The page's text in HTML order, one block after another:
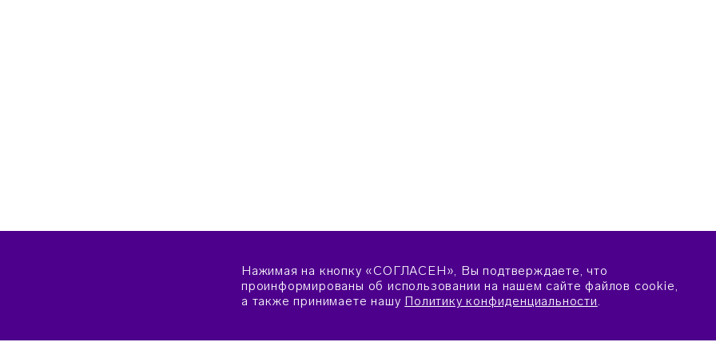
Нажимая на кнопку «СОГЛАСЕН», Вы подтверждаете, что
проинформированы об использовании на нашем сайте файлов cookie,
а также принимаете нашу Политику конфиденциальности.